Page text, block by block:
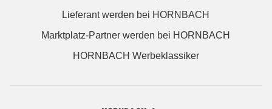
Lieferant werden bei HORNBACH
Marktplatz-Partner werden bei HORNBACH
HORNBACH Werbeklassiker